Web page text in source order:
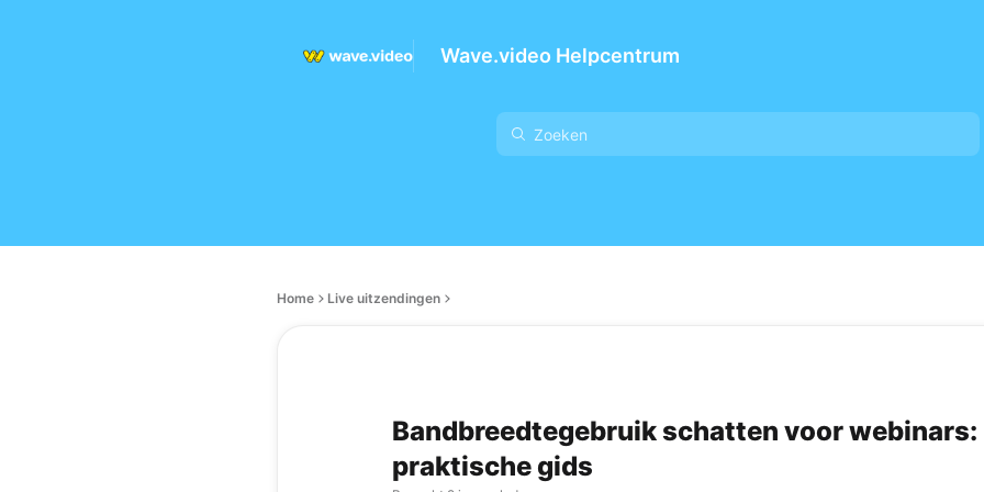
Wave.video Helpcentrum
Home Live uitzendingen
Bandbreedtegebruik schatten voor webinars:
praktische gids